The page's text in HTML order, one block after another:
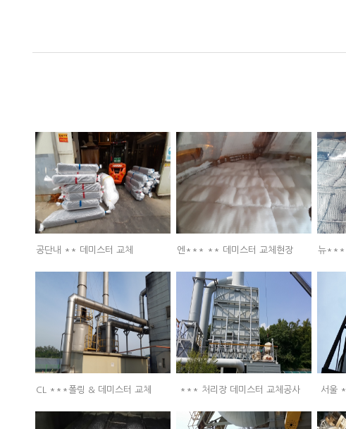
공단내 ** 데미스터 교체 엔*** ** 데미스터 교체현장 뉴****
CL ***폴링 & 데미스터 교체 *** 처리장 데미스터 교체공사 서울